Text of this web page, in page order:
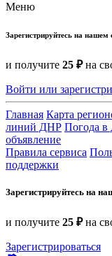
Меню
Зарегистрируйтесь на нашем
и получите 25 ₽на
Войти или
Главная Карта
линий ДНР Погода
объявление
Правила сервиса
поддержки
Зарегистрируйтесь на
и получите 25 ₽на
Зарегистрироваться